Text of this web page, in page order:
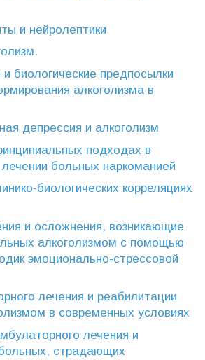
и нейролептики
биологические предпосылки
алкоголизма в
депрессия и алкоголизм
подходах в
больных наркоманией
биологических корреляциях
и осложнения, возникающие
алкоголизмом с помощью
эмоционально-стрессовой
лечения и реабилитации
в современных условиях
лечения и
страдающих